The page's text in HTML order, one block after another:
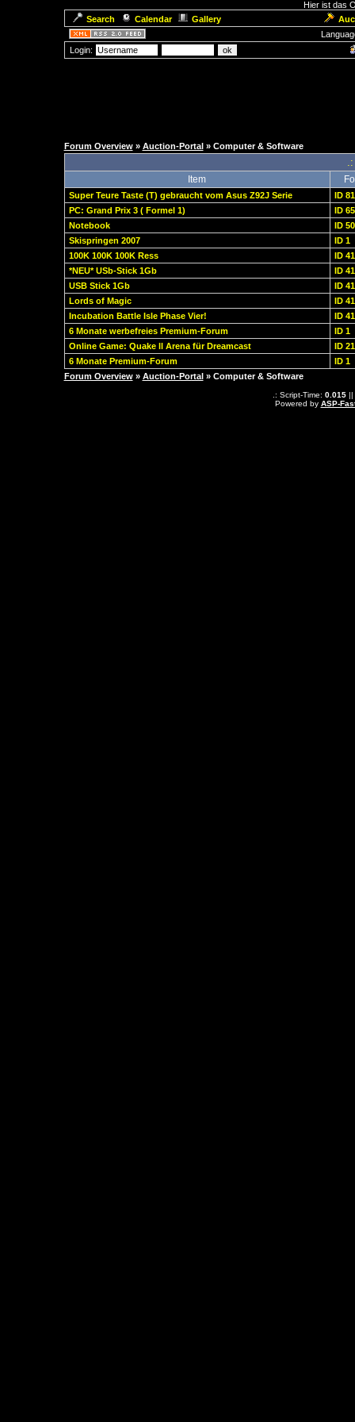
Hier ist das
Search
Calendar Gallery
Login:
Forum Overview» Auction-Portal » Computer & Software
Item
Super Teure Taste (T) gebraucht vom Asus Z92J Serie
ID
PC: Grand Prix 3 ( Formel 1)
ID
Notebook
ID
Skispringen 2007
ID 1
100K 100K 100K Ress
ID
*NEU* USb-Stick 1Gb
ID
USB Stick 1Gb
ID
Lords of Magic
ID
Incubation Battle Isle Phase Vier!
ID
6 Monate werbefreies Premium-Forum
ID 1
Online Game: Quake ll Arena für Dreamcast
ID
6 Monate Premium-Forum
ID 1
Forum Overview» Auction-Portal » Computer & Software
.: Script-Time: 0.015||
Powered by ASP-